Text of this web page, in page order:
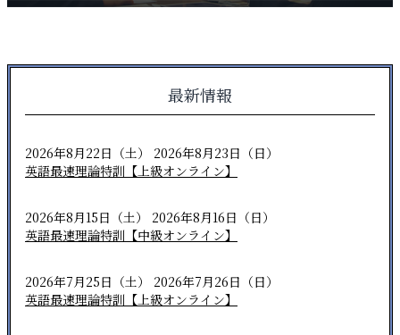
最新情報
2026年8月22日（土） 2026年8月23日（日）
英語最速理論特訓【上級オンライン】
2026年8月15日（土） 2026年8月16日（日）
英語最速理論特訓【中級オンライン】
2026年7月25日（土） 2026年7月26日（日）
英語最速理論特訓【上級オンライン】